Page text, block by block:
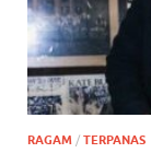
RAGAM / TERPANAS